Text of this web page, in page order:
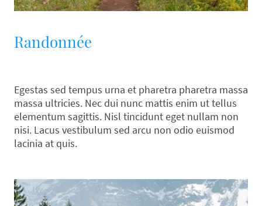
Randonnée
Egestas sed tempus urna et pharetra pharetra massa
massa ultricies. Nec dui nunc mattis enim ut tellus
elementum sagittis. Nisl tincidunt eget nullam non
nisi. Lacus vestibulum sed arcu non odio euismod
lacinia at quis.